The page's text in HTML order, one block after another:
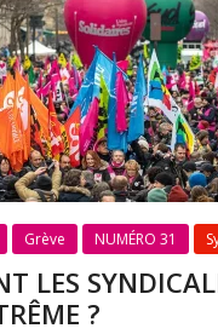
Grève NUMÉRO 31
LES
?